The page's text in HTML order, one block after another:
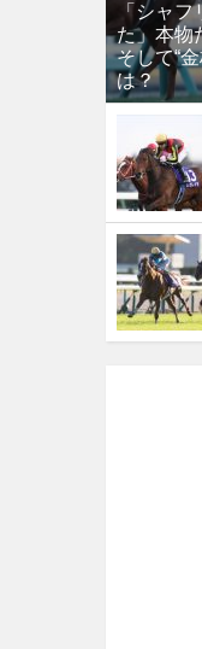
「シャ
た」本物
そして“
は？